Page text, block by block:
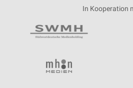
In Kooperation